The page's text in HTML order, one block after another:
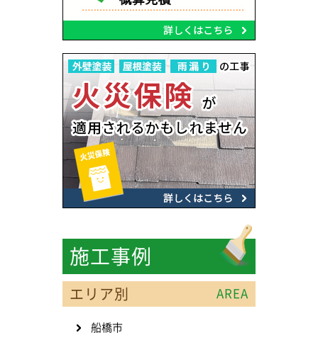
施工事例
エリア別 AREA
船橋市